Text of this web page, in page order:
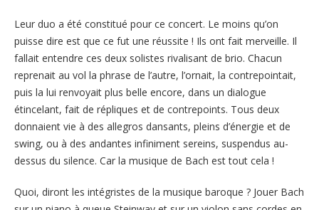
Leur duo a été constitué pour ce concert. Le moins qu’on
puisse dire est que ce fut une réussite ! Ils ont fait merveille. Il
fallait entendre ces deux solistes rivalisant de brio. Chacun
reprenait au vol la phrase de l’autre, l’ornait, la contrepointait,
puis la lui renvoyait plus belle encore, dans un dialogue
étincelant, fait de répliques et de contrepoints. Tous deux
donnaient vie à des allegros dansants, pleins d’énergie et de
swing, ou à des andantes infiniment sereins, suspendus au-
dessus du silence. Car la musique de Bach est tout cela !
Quoi, diront les intégristes de la musique baroque ? Jouer Bach